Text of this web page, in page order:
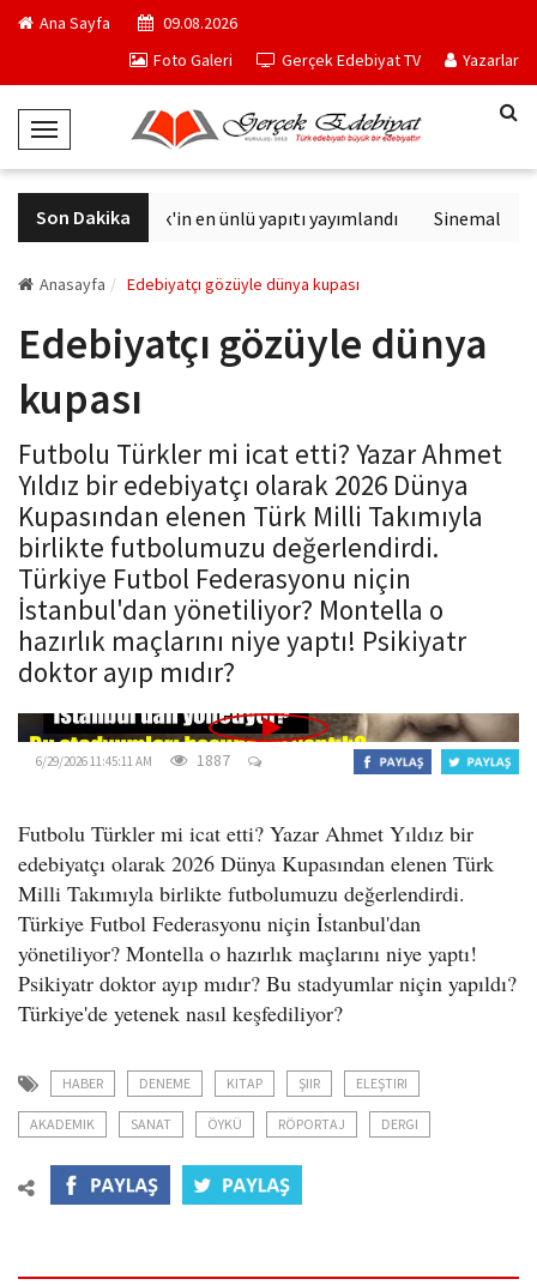
Ana Sayfa
09.08.2026
Foto Galeri
Gerçek Edebiyat TV Yazarlar
T
o
g
g
e
a
i
a
t
i
o
n
Son Dakika
Philip K. Dick'in en ünlü yapıtı yayımlandı
Anasayfa Edebiyatçı gözüyle dünya kupası
Edebiyatçı gözüyle dünya
kupası
Futbolu Türkler mi icat etti? Yazar Ahmet
Yıldız bir edebiyatçı olarak 2026 Dünya
Kupasından elenen Türk Milli Takımıyla
birlikte futbolumuzu değerlendirdi.
Türkiye Futbol Federasyonu niçin
İstanbul'dan yönetiliyor? Montella o
hazırlık maçlarını niye yaptı! Psikiyatr
doktor ayıp mıdır?
6/29/2026 11:45:11 AM 1887
Futbolu Türkler mi icat etti? Yazar Ahmet Yıldız bir
edebiyatçı olarak 2026 Dünya Kupasından elenen Türk
Milli Takımıyla birlikte futbolumuzu değerlendirdi.
Türkiye Futbol Federasyonu niçin İstanbul'dan
yönetiliyor? Montella o hazırlık maçlarını niye yaptı!
Psikiyatr doktor ayıp mıdır? Bu stadyumlar niçin yapıldı?
Türkiye'de yetenek nasıl keşfediliyor?
HABER DENEME KITAP ŞIIR ELEŞTIRI
AKADEMIK SANAT ÖYKÜ RÖPORTAJ DERGI